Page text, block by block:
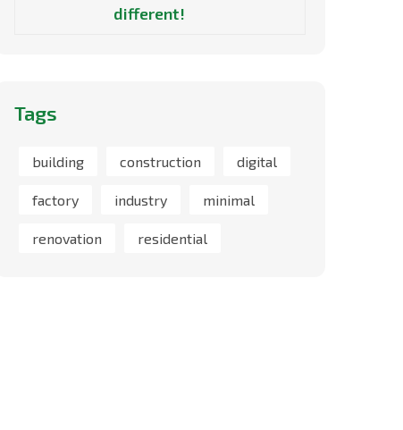
different!
Tags
building construction digital
factory industry minimal
renovation residential